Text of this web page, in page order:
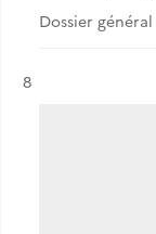
Dossier général
Résultat n°
8